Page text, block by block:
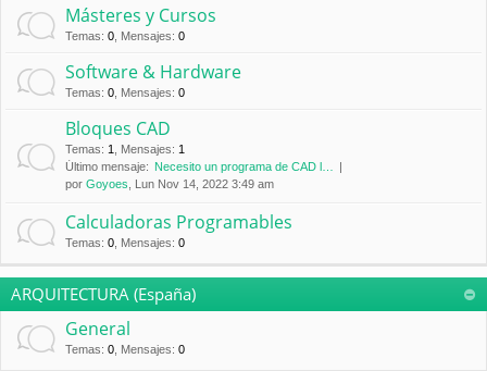
Másteres y Cursos
Temas: 0 Mensajes: 0
Software & Hardware
Temas: 0 Mensajes: 0
Bloques CAD
Temas: 1 Mensajes: 1
Último mensaje: Necesito un programa de CAD l…
por Goyoes , Lun Nov 14, 2022 3:49 am
Calculadoras Programables
Temas: 0 Mensajes: 0
ARQUITECTURA (España)
General
Temas: 0 Mensajes: 0